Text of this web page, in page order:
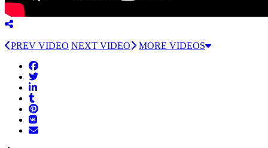
PREV VIDEO NEXT VIDEO MORE VIDEOS